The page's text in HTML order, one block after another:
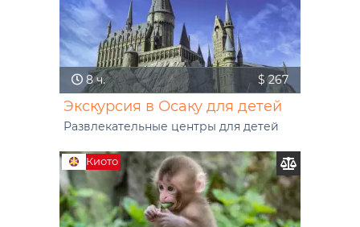
8 ч. $ 267
Экскурсия в Осаку для детей
Развлекательные центры для детей
Киото